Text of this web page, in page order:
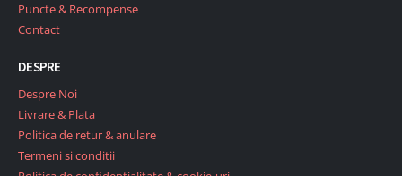
Puncte & Recompense
Contact
DESPRE
Despre Noi
Livrare & Plata
Politica de retur & anulare
Termeni si conditii